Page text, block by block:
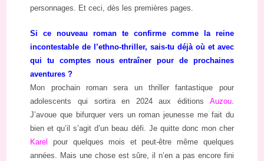
personnages. Et ceci, dès les premières pages.
Si ce nouveau roman te confirme comme la reine
incontestable de l’ethno-thriller, sais-tu déjà où et avec
qui tu comptes nous entraîner pour de prochaines
aventures ?
Mon prochain roman sera un thriller fantastique pour
adolescents qui sortira en 2024 aux éditions Auzou.
J’avoue que bifurquer vers un roman jeunesse me fait du
bien et qu’il s’agit d’un beau défi. Je quitte donc mon cher
Karel
pour quelques mois et peut-être même quelques
années. Mais une chose est sûre, il n’en a pas encore fini